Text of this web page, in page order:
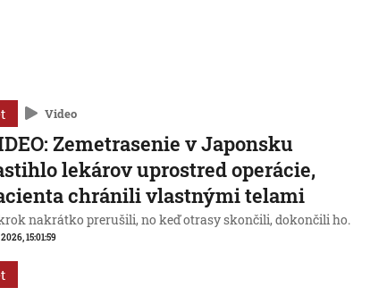
Video
Zemetrasenie v Japonsku
lekárov uprostred operácie,
chránili vlastnými telami
nakrátko prerušili, no keď otrasy skončili, dokončili ho.
15:01:59